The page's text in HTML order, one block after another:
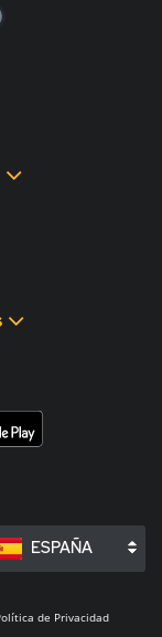
ESPAÑA
de Privacidad